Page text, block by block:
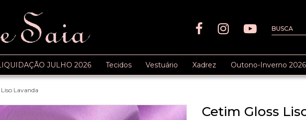
JULHO 2026 Tecidos Vestuário Xadrez Outono-Inverno 2026
Lavanda
Cetim Gloss